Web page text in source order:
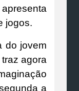
jogos.
do jovem
agora
a